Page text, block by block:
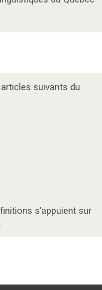
suivants du
s’appuient sur
.